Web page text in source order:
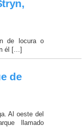
de locura o
él […]
de
Al oeste del
llamado